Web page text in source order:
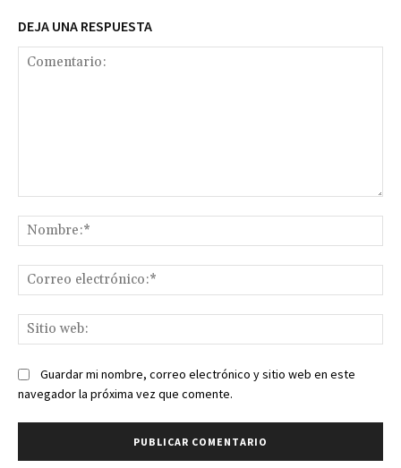
DEJA UNA RESPUESTA
Guardar mi nombre, correo electrónico y sitio web en este
navegador la próxima vez que comente.